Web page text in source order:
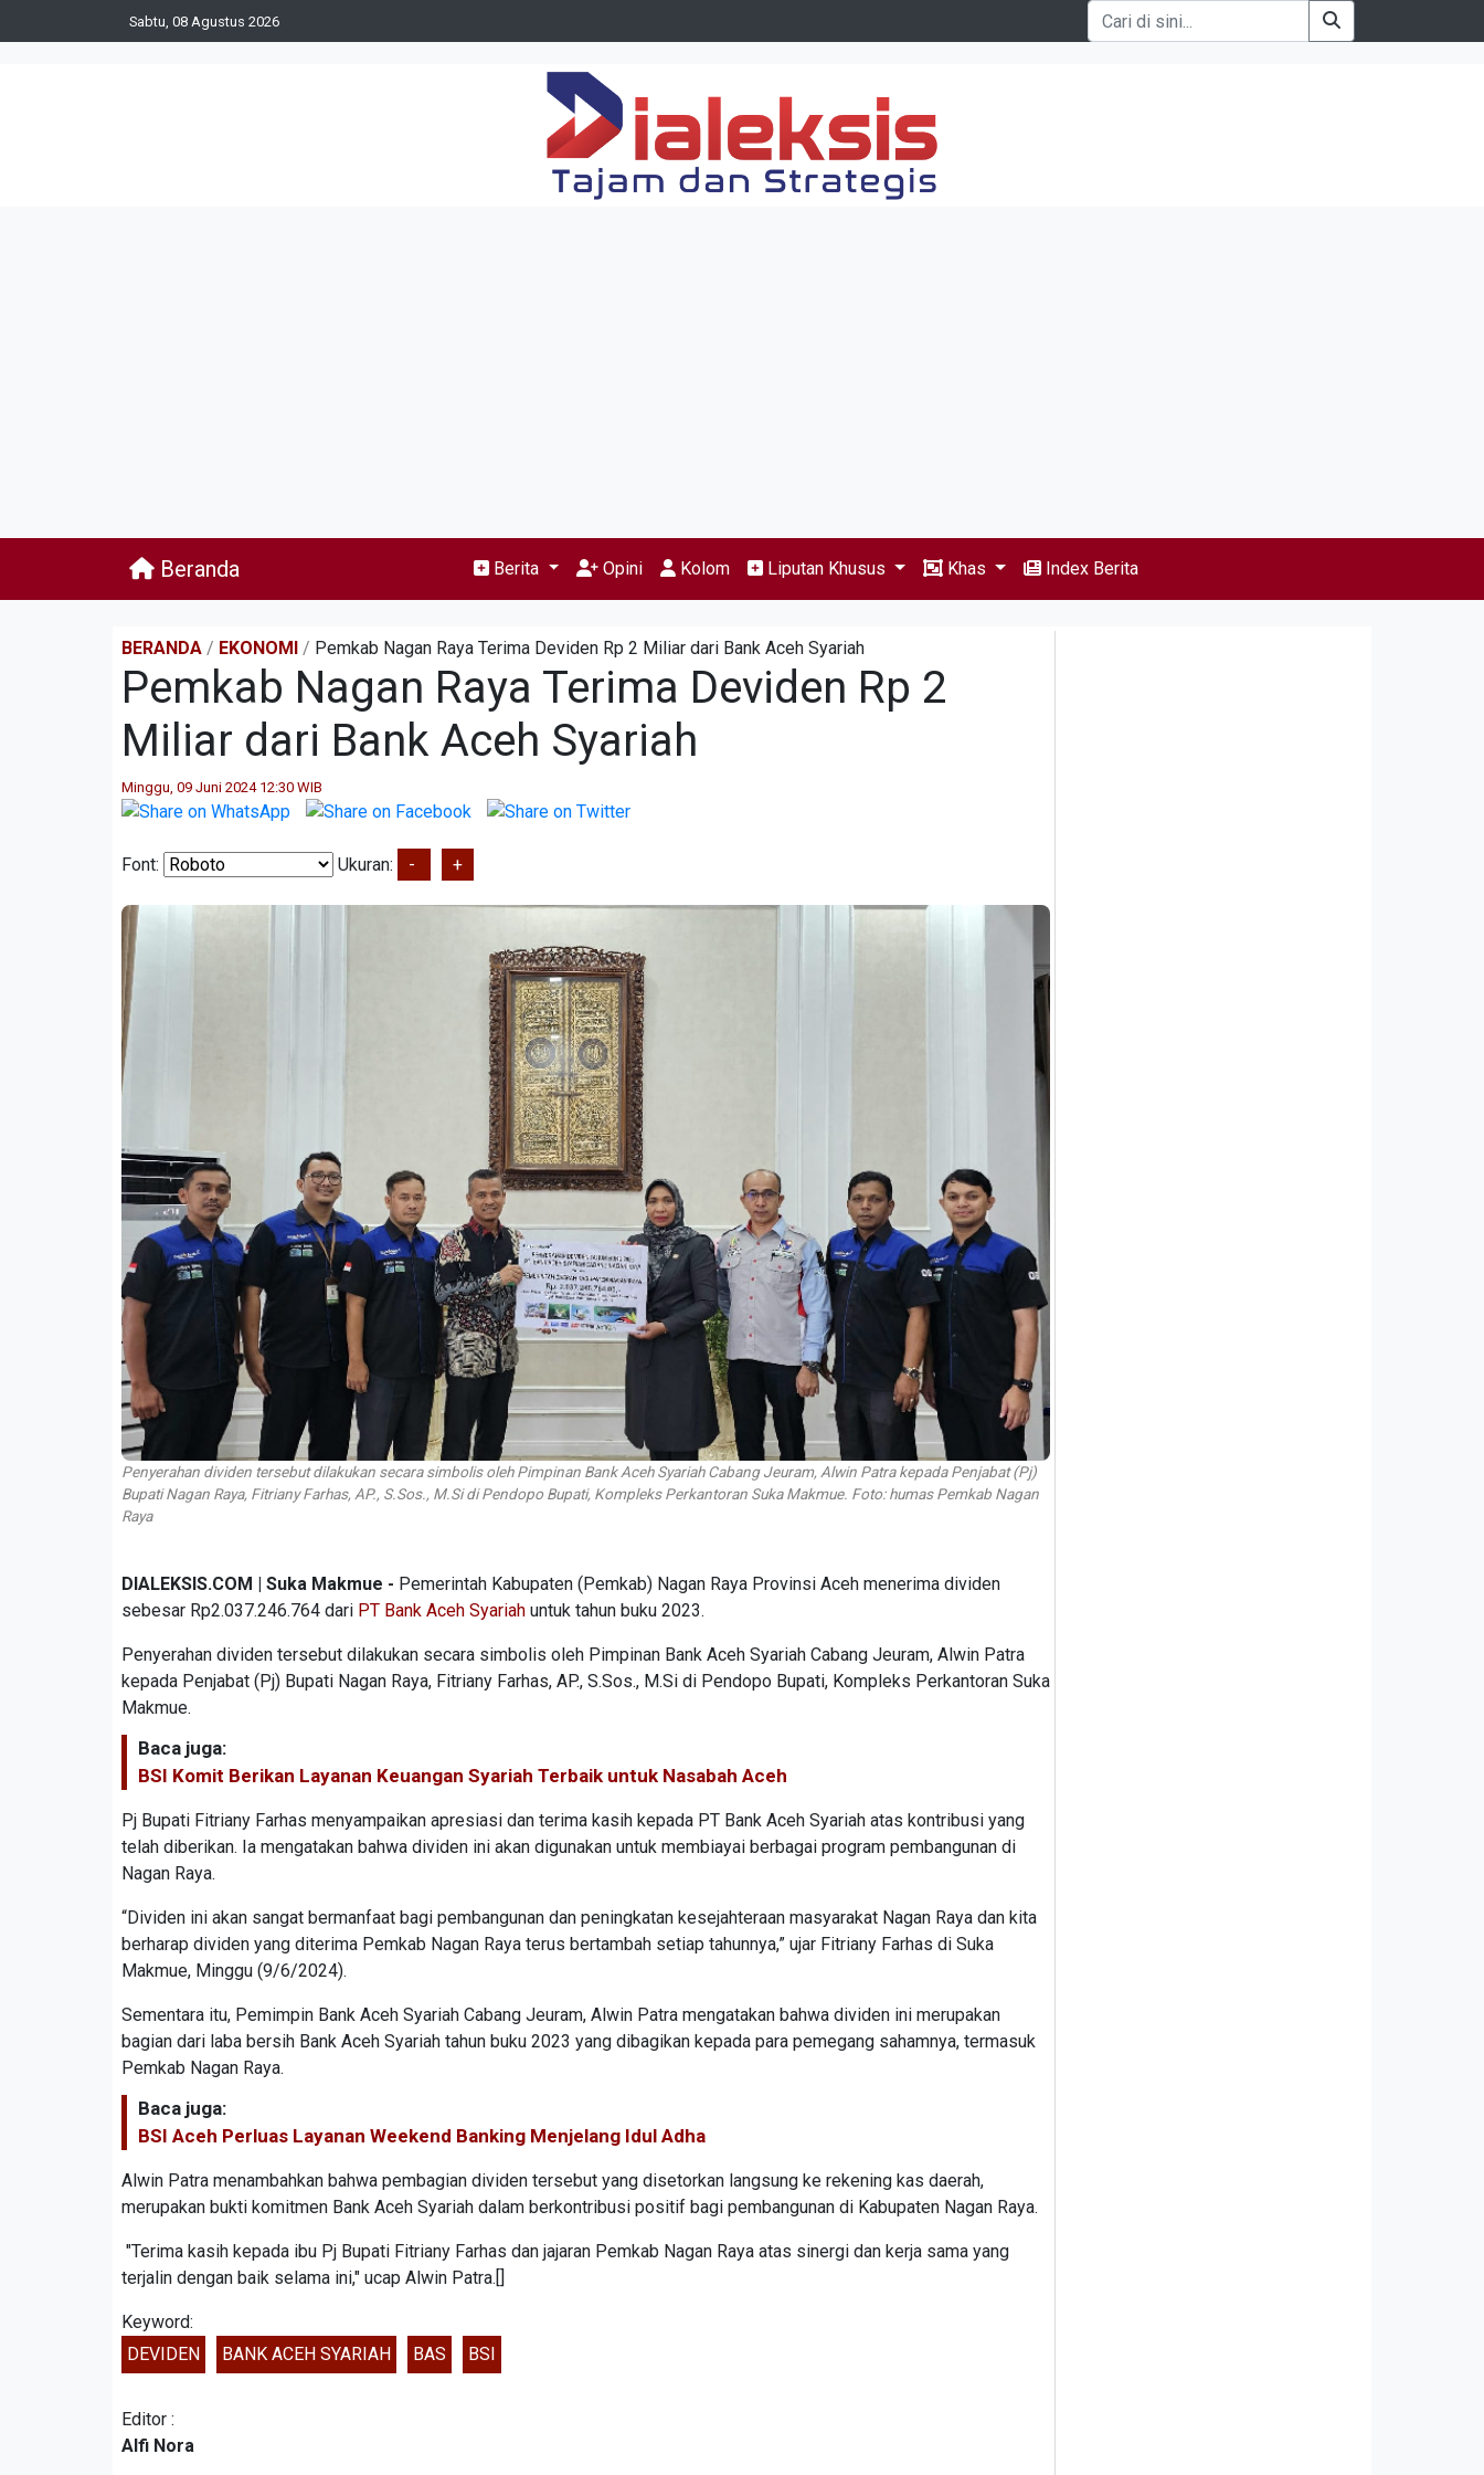
Sabtu, 08 Agustus 2026
Beranda Berita Opini Kolom Liputan Khusus Khas Index Berita
BERANDA / EKONOMI / Pemkab Nagan Raya Terima Deviden Rp 2 Miliar dari Bank Aceh Syariah
Pemkab Nagan Raya Terima Deviden Rp 2
Miliar dari Bank Aceh Syariah
Minggu, 09 Juni 2024 12:30 WIB
Font: Ukuran: - +
Penyerahan dividen tersebut dilakukan secara simbolis oleh Pimpinan Bank Aceh Syariah Cabang Jeuram, Alwin Patra kepada Penjabat (Pj)
Bupati Nagan Raya, Fitriany Farhas, AP., S.Sos., M.Si di Pendopo Bupati, Kompleks Perkantoran Suka Makmue. Foto: humas Pemkab Nagan
Raya
DIALEKSIS.COM | Suka Makmue - Pemerintah Kabupaten (Pemkab) Nagan Raya Provinsi Aceh menerima dividen
sebesar Rp2.037.246.764 dari PT Bank Aceh Syariah untuk tahun buku 2023.
Penyerahan dividen tersebut dilakukan secara simbolis oleh Pimpinan Bank Aceh Syariah Cabang Jeuram, Alwin Patra
kepada Penjabat (Pj) Bupati Nagan Raya, Fitriany Farhas, AP., S.Sos., M.Si di Pendopo Bupati, Kompleks Perkantoran Suka
Makmue.
Baca juga:
BSI Komit Berikan Layanan Keuangan Syariah Terbaik untuk Nasabah Aceh
Pj Bupati Fitriany Farhas menyampaikan apresiasi dan terima kasih kepada PT Bank Aceh Syariah atas kontribusi yang
telah diberikan. Ia mengatakan bahwa dividen ini akan digunakan untuk membiayai berbagai program pembangunan di
Nagan Raya.
“Dividen ini akan sangat bermanfaat bagi pembangunan dan peningkatan kesejahteraan masyarakat Nagan Raya dan kita
berharap dividen yang diterima Pemkab Nagan Raya terus bertambah setiap tahunnya,” ujar Fitriany Farhas di Suka
Makmue, Minggu (9/6/2024).
Sementara itu, Pemimpin Bank Aceh Syariah Cabang Jeuram, Alwin Patra mengatakan bahwa dividen ini merupakan
bagian dari laba bersih Bank Aceh Syariah tahun buku 2023 yang dibagikan kepada para pemegang sahamnya, termasuk
Pemkab Nagan Raya.
Baca juga:
BSI Aceh Perluas Layanan Weekend Banking Menjelang Idul Adha
Alwin Patra menambahkan bahwa pembagian dividen tersebut yang disetorkan langsung ke rekening kas daerah,
merupakan bukti komitmen Bank Aceh Syariah dalam berkontribusi positif bagi pembangunan di Kabupaten Nagan Raya.
"Terima kasih kepada ibu Pj Bupati Fitriany Farhas dan jajaran Pemkab Nagan Raya atas sinergi dan kerja sama yang
terjalin dengan baik selama ini," ucap Alwin Patra.[]
Keyword:
DEVIDEN
BANK ACEH SYARIAH BAS BSI
Editor :
Alfi Nora